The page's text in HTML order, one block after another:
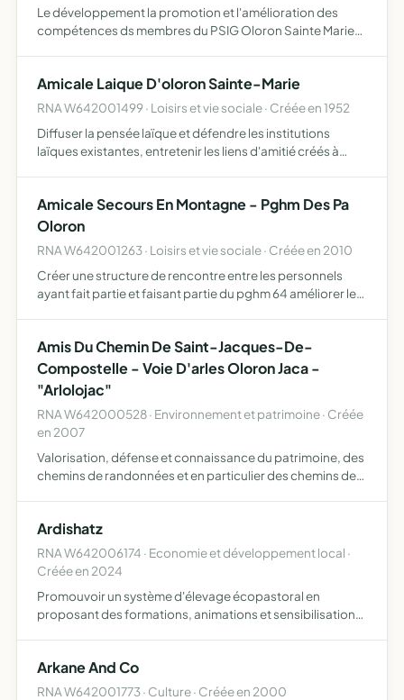
Le développement la promotion et l'amélioration des
compétences ds membres du PSIG Oloron Sainte Marie
ainsi…
Amicale Laique D'oloron Sainte-Marie
RNA W642001499 · Loisirs et vie sociale · Créée en 1952
Diffuser la pensée laïque et défendre les institutions
laïques existantes, entretenir les liens d'amitié créés à
Amicale Secours En Montagne - Pghm Des Pa
Oloron
RNA W642001263 · Loisirs et vie sociale · Créée en 2010
Créer une structure de rencontre entre les personnels
ayant fait partie et faisant partie du pghm 64 améliorer le
Amis Du Chemin De Saint-Jacques-De-
Compostelle - Voie D'arles Oloron Jaca -
"Arlolojac"
RNA W642000528 · Environnement et patrimoine · Créée
en 2007
Valorisation, défense et connaissance du patrimoine, des
chemins de randonnées et en particulier des chemins de
Ardishatz
RNA W642006174 · Economie et développement local ·
Créée en 2024
Promouvoir un système d'élevage écopastoral en
proposant des formations, animations et sensibilisations
pastora…
Arkane And Co
RNA W642001773 · Culture · Créée en 2000